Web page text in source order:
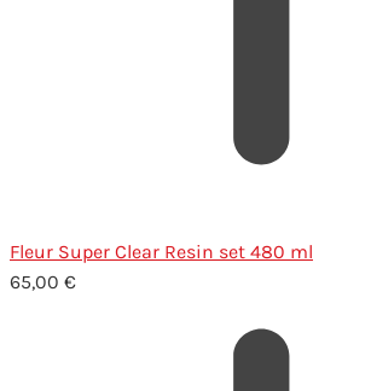
Fleur Super Clear Resin set 480 ml
65,00 €